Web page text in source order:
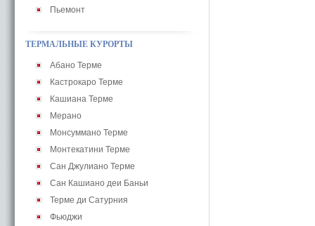
Пьемонт
ТЕРМАЛЬНЫЕ КУРОРТЫ
Абано Терме
Кастрокаро Терме
Кашиана Терме
Мерано
Монсуммано Терме
Монтекатини Терме
Сан Джулиано Терме
Сан Кашиано деи Баньи
Терме ди Сатурния
Фьюджи